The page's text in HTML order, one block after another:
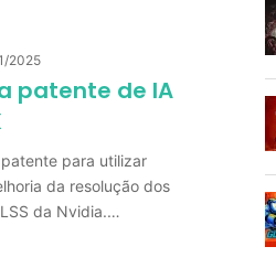
2025
patente de IA
para utilizar
da resolução dos
da Nvidia.…